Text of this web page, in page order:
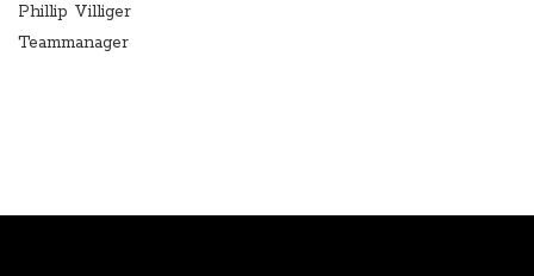
Phillip Villiger
Teammanager